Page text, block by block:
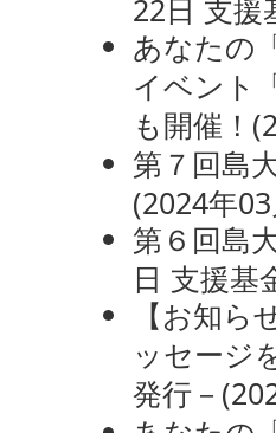
22日 支援
あなたの
イベント
も開催！ (
第７回島
(2024年
第６回島
日 支援基
【お知
ッセージ
発行－ (